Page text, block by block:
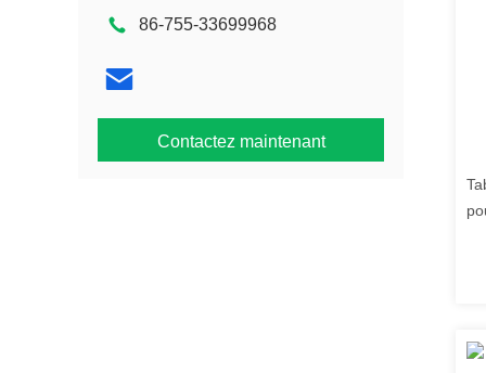
86-755-33699968
Contactez maintenant